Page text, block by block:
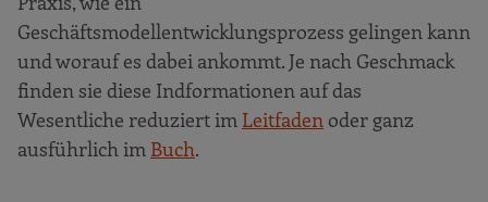
Geschäftsmodellentwicklungsprozess gelingen kann
und worauf es dabei ankommt. Je nach Geschmack
finden sie diese Indformationen auf das
Wesentliche reduziert im Leitfaden oder ganz
ausführlich im Buch.